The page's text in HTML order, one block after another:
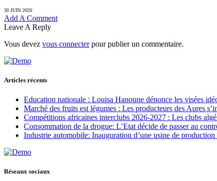
30 JUIN 2026
Add A Comment
Leave A Reply
Vous devez vous connecterpour publier un commentaire.
Articles récents
Education nationale : Louisa Hanoune dénonce les visées
Marché des fruits est légumes : Les producteurs des Aures
Compétitions africaines interclubs 2026-2027 : Les clubs
Consommation de la drogue: L’Etat décide de passer au
Industrie automobile: Inauguration d’une usine de
Réseaux sociaux